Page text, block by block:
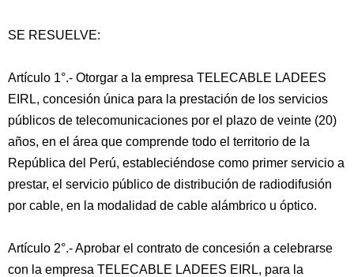
SE RESUELVE:
Artículo 1°.- Otorgar a la empresa TELECABLE LADEES
EIRL, concesión única para la prestación de los servicios
públicos de telecomunicaciones por el plazo de veinte (20)
años, en el área que comprende todo el territorio de la
República del Perú, estableciéndose como primer servicio a
prestar, el servicio público de distribución de radiodifusión
por cable, en la modalidad de cable alámbrico u óptico.
Artículo 2°.- Aprobar el contrato de concesión a celebrarse
con la empresa TELECABLE LADEES EIRL, para la